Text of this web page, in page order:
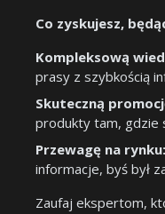
Co zyskujesz,
Kompleksową
prasy z szybkością
Skuteczną
produkty tam, gdzie
Przewagę na rynku:
informacje, byś był
Zaufaj ekspertom,